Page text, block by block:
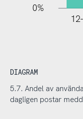
0%
DIAGRAM
5.7. Andel av
dagligen postar